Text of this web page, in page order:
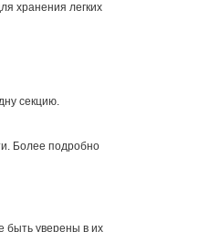
хранения легких
секцию.
Более подробно
быть уверены в их